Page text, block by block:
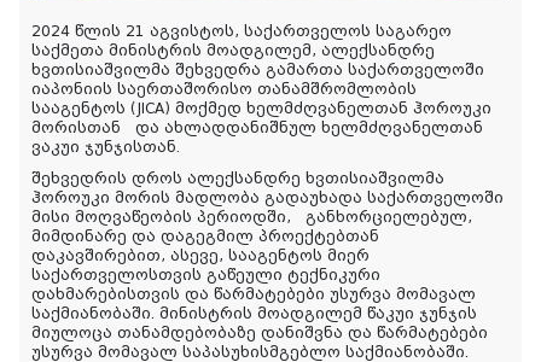
2024 წლის 21 აგვისტოს, საქართველოს საგარეო
საქმეთა მინისტრის მოადგილემ, ალექსანდრე
ხვთისიაშვილმა შეხვედრა გამართა საქართველოში
იაპონიის საერთაშორისო თანამშრომლობის
სააგენტოს (JICA) მოქმედ ხელმძღვანელთან ჰოროუკი
მორისთან და ახლადდანიშნულ ხელმძღვანელთან
ვაკუი ჯუნჯისთან.
შეხვედრის დროს ალექსანდრე ხვთისიაშვილმა
ჰოროუკი მორის მადლობა გადაუხადა საქართველოში
მისი მოღვაწეობის პერიოდში, განხორციელებულ,
მიმდინარე და დაგეგმილ პროექტებთან
დაკავშირებით, ასევე, სააგენტოს მიერ
საქართველოსთვის გაწეული ტექნიკური
დახმარებისთვის და წარმატებები უსურვა მომავალ
საქმიანობაში. მინისტრის მოადგილემ წაკუი ჯუნჯის
მიულოცა თანამდებობაზე დანიშვნა და წარმატებები
უსურვა მომავალ საპასუხისმგებლო საქმიანობაში.